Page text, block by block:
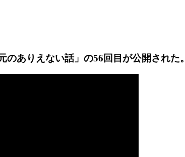
ありえない話」の56回目が公開された。